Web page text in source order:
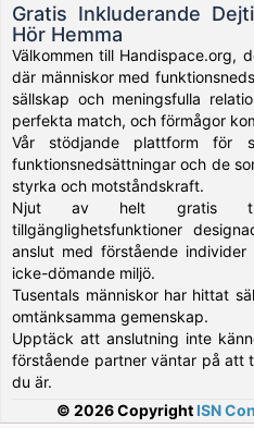
Gratis Inkluderande
Hör Hemma
Välkommen till Handispace.org,
där människor med
sällskap och meningsfulla
perfekta match, och förmågor
Vår stödjande plattform för
funktionsnedsättningar och de
styrka och motståndskraft.
Njut av helt gratis
tillgänglighetsfunktioner
anslut med förstående
icke-dömande miljö.
Tusentals människor har hittat
omtänksamma gemenskap.
Upptäck att anslutning inte
förstående partner väntar på att
du är.
© 2026 Copyright ISN